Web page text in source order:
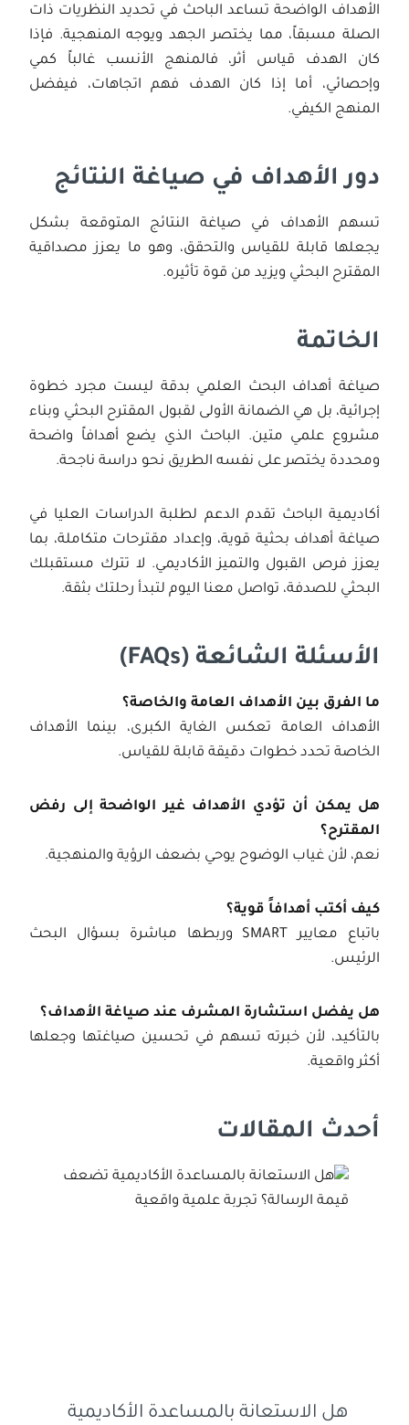
الأهداف الواضحة تساعد الباحث في تحديد النظريات ذات
الصلة مسبقاً، مما يختصر الجهد ويوجه المنهجية. فإذا
كان الهدف قياس أثر، فالمنهج الأنسب غالباً كمي
وإحصائي، أما إذا كان الهدف فهم اتجاهات، فيفضل
المنهج الكيفي.
دور الأهداف في صياغة النتائج
تسهم الأهداف في صياغة النتائج المتوقعة بشكل
يجعلها قابلة للقياس والتحقق، وهو ما يعزز مصداقية
المقترح البحثي ويزيد من قوة تأثيره.
الخاتمة
صياغة أهداف البحث العلمي بدقة ليست مجرد خطوة
إجرائية، بل هي الضمانة الأولى لقبول المقترح البحثي وبناء
مشروع علمي متين. الباحث الذي يضع أهدافاً واضحة
ومحددة يختصر على نفسه الطريق نحو دراسة ناجحة.
أكاديمية الباحث تقدم الدعم لطلبة الدراسات العليا في
صياغة أهداف بحثية قوية، وإعداد مقترحات متكاملة، بما
يعزز فرص القبول والتميز الأكاديمي. لا تترك مستقبلك
البحثي للصدفة، تواصل معنا اليوم لتبدأ رحلتك بثقة.
الأسئلة الشائعة (FAQs)
ما الفرق بين الأهداف العامة والخاصة؟
الأهداف العامة تعكس الغاية الكبرى، بينما الأهداف
الخاصة تحدد خطوات دقيقة قابلة للقياس.
هل يمكن أن تؤدي الأهداف غير الواضحة إلى رفض
المقترح؟
نعم، لأن غياب الوضوح يوحي بضعف الرؤية والمنهجية.
كيف أكتب أهدافاً قوية؟
باتباع معايير SMART وربطها مباشرة بسؤال البحث
الرئيس.
هل يفضل استشارة المشرف عند صياغة الأهداف؟
بالتأكيد، لأن خبرته تسهم في تحسين صياغتها وجعلها
أكثر واقعية.
أحدث المقالات
هل الاستعانة بالمساعدة الأكاديمية